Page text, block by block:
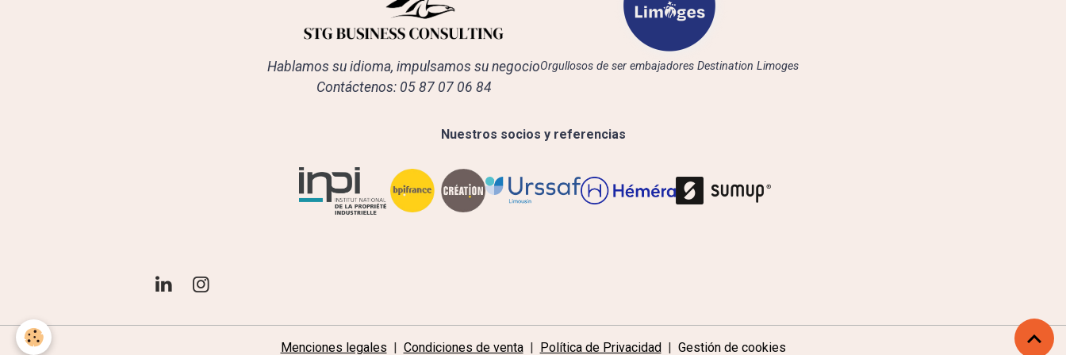
Hablamos su idioma, impulsamos su negocio
Contáctenos: 05 87 07 06 84
Orgullosos de ser embajadores Destination Limoges
Nuestros socios y referencias
Menciones legales Condiciones de venta Política de Privacidad Gestión de cookies